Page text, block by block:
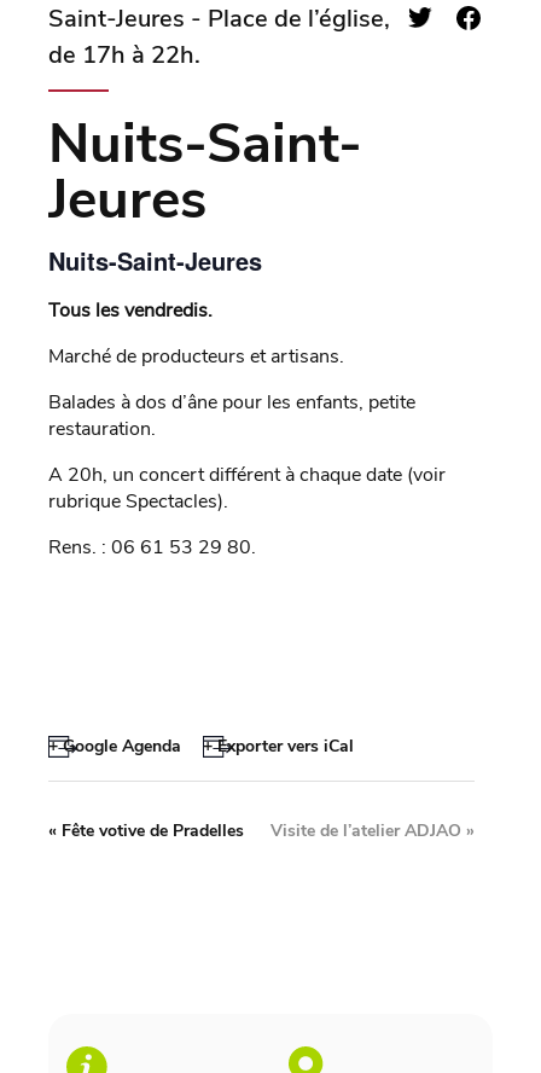
Saint-Jeures - Place de l’église,
de 17h à 22h.
Nuits-Saint-
Jeures
Nuits-Saint-Jeures
Tous les vendredis.
Marché de producteurs et artisans.
Balades à dos d’âne pour les enfants, petite
restauration.
A 20h, un concert différent à chaque date (voir
rubrique Spectacles).
Rens. : 06 61 53 29 80.
+ Google Agenda + Exporter vers iCal
« Fête votive de Pradelles Visite de l’atelier ADJAO »